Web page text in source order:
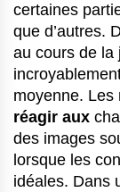
certaines
que d’autres.
au cours de la
moyenne. Les
réagir aux
des images
lorsque les
idéales. Dans